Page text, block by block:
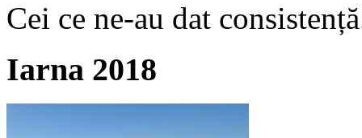
Cei ce ne-au dat
Iarna 2018